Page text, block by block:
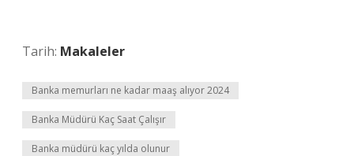
Tarih: Makaleler
Banka memurları ne kadar maaş alıyor 2024
Banka Müdürü Kaç Saat Çalışır
Banka müdürü kaç yılda olunur